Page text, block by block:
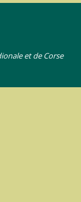
et de Corse